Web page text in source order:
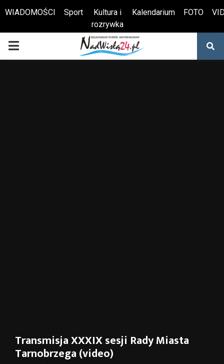
Otwórz pasek narzędzi
WIADOMOŚCI Sport
Kultura i
rozrywka
Kalendarium FOTO
PRIMARY
Transmisja XXXIX sesji Rady Miasta
Tarnobrzega (video)